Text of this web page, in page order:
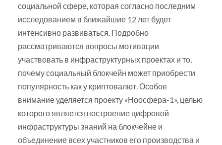
социальной сфере, которая согласно последним
исследованием в ближайшие 12 лет будет
интенсивно развиваться. Подробно
рассматриваются вопросы мотивации
участвовать в инфраструктурных проектах и то,
почему социальный блокчейн может приобрести
популярность как у криптовалют. Особое
внимание уделяется проекту «Ноосфера-1», целью
которого является построение цифровой
инфраструктуры знаний на блокчейне и
объединение всех участников его производства и